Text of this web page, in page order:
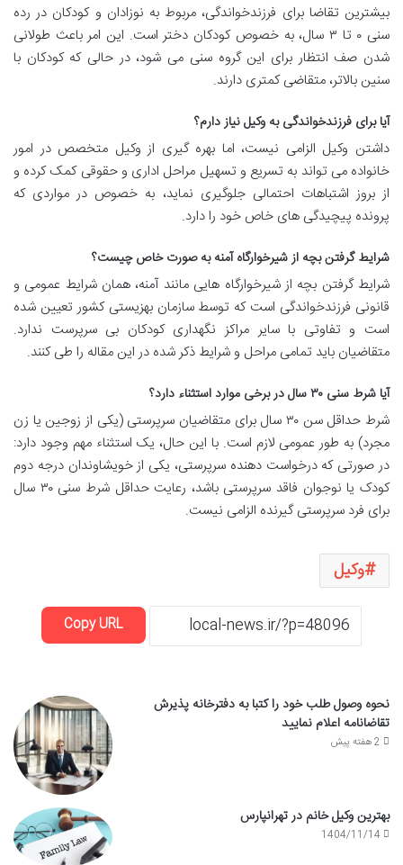
بیشترین تقاضا برای فرزندخواندگی، مربوط به نوزادان و کودکان در رده
سنی ۰ تا ۳ سال، به خصوص کودکان دختر است. این امر باعث طولانی
شدن صف انتظار برای این گروه سنی می شود، در حالی که کودکان با
سنین بالاتر، متقاضی کمتری دارند.
آیا برای فرزندخواندگی به وکیل نیاز دارم؟
داشتن وکیل الزامی نیست، اما بهره گیری از وکیل متخصص در امور
خانواده می تواند به تسریع و تسهیل مراحل اداری و حقوقی کمک کرده و
از بروز اشتباهات احتمالی جلوگیری نماید، به خصوص در مواردی که
پرونده پیچیدگی های خاص خود را دارد.
شرایط گرفتن بچه از شیرخوارگاه آمنه به صورت خاص چیست؟
شرایط گرفتن بچه از شیرخوارگاه هایی مانند آمنه، همان شرایط عمومی و
قانونی فرزندخواندگی است که توسط سازمان بهزیستی کشور تعیین شده
است و تفاوتی با سایر مراکز نگهداری کودکان بی سرپرست ندارد.
متقاضیان باید تمامی مراحل و شرایط ذکر شده در این مقاله را طی کنند.
آیا شرط سنی ۳۰ سال در برخی موارد استثناء دارد؟
شرط حداقل سن ۳۰ سال برای متقاضیان سرپرستی (یکی از زوجین یا زن
مجرد) به طور عمومی لازم است. با این حال، یک استثناء مهم وجود دارد:
در صورتی که درخواست دهنده سرپرستی، یکی از خویشاوندان درجه دوم
کودک یا نوجوان فاقد سرپرستی باشد، رعایت حداقل شرط سنی ۳۰ سال
برای فرد سرپرستی گیرنده الزامی نیست.
وکیل
Copy URL
نحوه وصول طلب خود را کتبا به دفترخانه پذیرش
تقاضانامه اعلام نمایید
2 هفته پیش
بهترین وکیل خانم در تهرانپارس
1404/11/14